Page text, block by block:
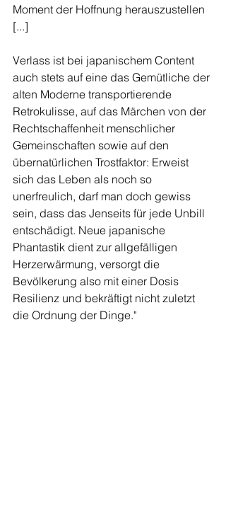
Moment der Hoffnung herauszustellen
[...]
Verlass ist bei japanischem Content
auch stets auf eine das Gemütliche der
alten Moderne transportierende
Retrokulisse, auf das Märchen von der
Rechtschaffenheit menschlicher
Gemeinschaften sowie auf den
übernatürlichen Trostfaktor: Erweist
sich das Leben als noch so
unerfreulich, darf man doch gewiss
sein, dass das Jenseits für jede Unbill
entschädigt. Neue japanische
Phantastik dient zur allgefälligen
Herzerwärmung, versorgt die
Bevölkerung also mit einer Dosis
Resilienz und bekräftigt nicht zuletzt
die Ordnung der Dinge."